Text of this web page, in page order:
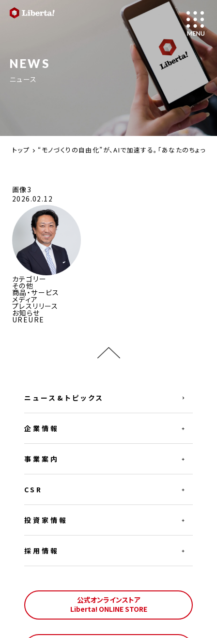
NEWS
ニュース
トップ “モノづくりの自由化”が、AIで加速する。「あなたのちょっ
画像3
2026.02.12
カテゴリー
その他
商品・サービス
メディア
プレスリリース
お知らせ
UREURE
ニュース&トピックス
企業情報
事業案内
CSR
投資家情報
採用情報
公式オンラインストア
Liberta! ONLINE STORE